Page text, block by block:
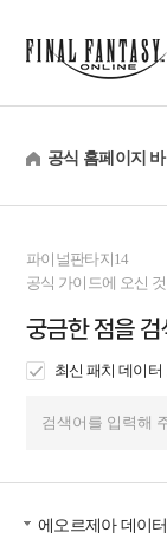
공식 홈페이지 바
파이널판타지14
공식 가이드에 오신
궁금한 점을
최신 패치 데이터
에오르제아 데이